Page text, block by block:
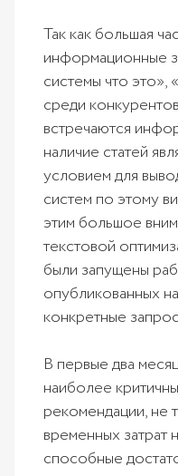
Так как большая
информационные
системы что это»,
среди
встречаются
наличие статей
условием для
систем по этому
этим большое
текстовой
были запущены
опубликованных
конкретные
В первые два
наиболее
рекомендации,
временных затрат
способные